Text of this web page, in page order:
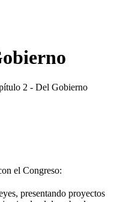
2 - Del Gobierno
el Congreso:
presentando proyectos